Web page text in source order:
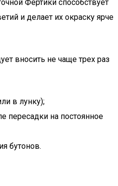
Фертики способствует
и делает их окраску ярче
вносить не чаще трех раз
в лунку);
пересадки на постоянное
бутонов.